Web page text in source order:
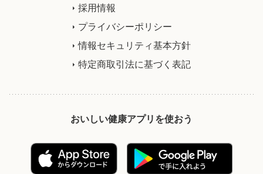
採用情報
プライバシーポリシー
情報セキュリティ基本方針
特定商取引法に基づく表記
おいしい健康アプリを使おう